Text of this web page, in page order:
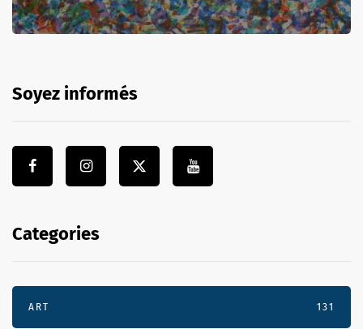
Soyez informés
Categories
ART 131